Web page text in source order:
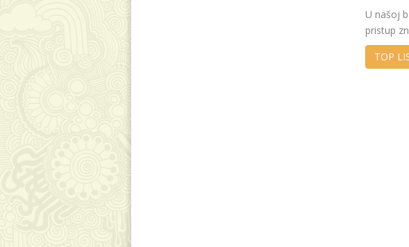
U našoj
pristup
TOP